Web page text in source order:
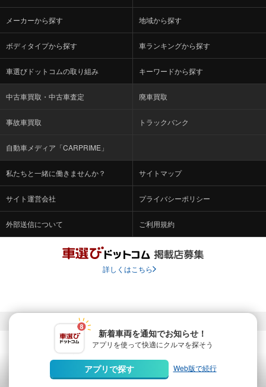
新着車両を通知でお知らせ！
アプリを使って快適にクルマを探そう
アプリで探す Web版で続行
メーカーから探す 地域から探す
ボディタイプから探す 車ランキングから探す
車選びドットコムの取り組み キーワードから探す
中古車買取・中古車査定 廃車買取
事故車買取 トラックバンク
自動車メディア「CARPRIME」
私たちと一緒に働きませんか？ サイトマップ
サイト運営会社 プライバシーポリシー
外部送信について ご利用規約
詳しくはこちら
© Fabrica Communications Co., LTD.
当サイトを運営する株式会社ファブリカコミュニケーションズ
は、株式会社ファブリカホールディングス（東証スタンダード上
場 証券コード：4193）のグループ会社です。